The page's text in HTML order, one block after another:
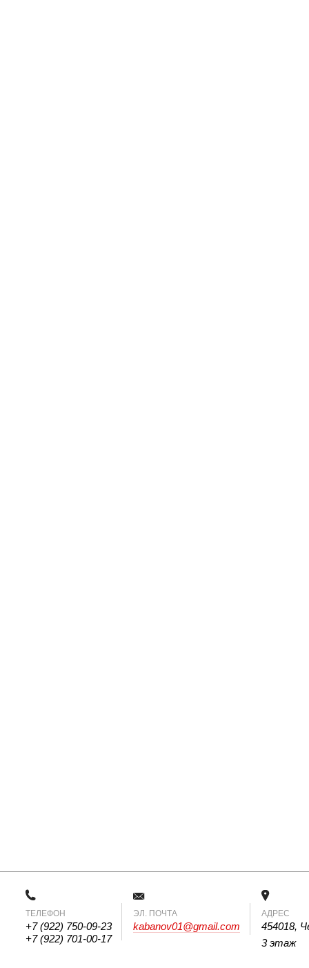
ТЕЛЕФОН
+7 (922) 750-09-23
+7 (922) 701-00-17
ЭЛ. ПОЧТА
kabanov01@gmail.com
АДРЕС
454018,
3 этаж